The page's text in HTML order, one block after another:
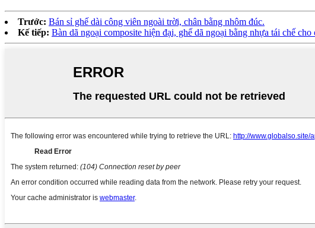
Trước: Bán sỉ ghế dài công viên ngoài trời, chân bằng nhôm đúc.
Kế tiếp: Bàn dã ngoại composite hiện đại, ghế dã ngoại bằng nhựa tái chế cho